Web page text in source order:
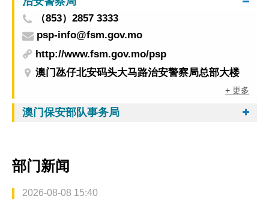
（853）2857 3333
psp-info@fsm.gov.mo
http://www.fsm.gov.mo/psp
澳门氹仔北安码头大马路治安警察局总部大楼
+ 更多
澳门保安部队事务局
部门新闻
2026-08-08 15:40